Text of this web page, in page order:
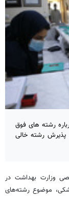
رشته های فوق
رشته خالی
وزارت بهداشت در
موضوع رشته‌های